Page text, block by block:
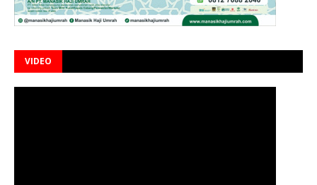
VIDEO